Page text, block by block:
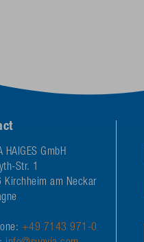
HAIGES GmbH
Str. 1
Kirchheim am Neckar
+49 7143 971-0